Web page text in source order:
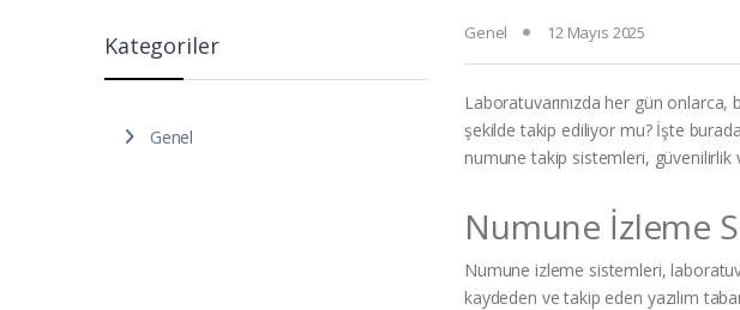
Genel 12 Mayıs 2025
Laboratuvarınızda her gün
şekilde takip ediliyor mu? İşte
numune takip sistemleri, güvenilirlik
Numune İzleme
Numune izleme sistemleri,
kaydeden ve takip eden yazılım
Kategoriler
Genel